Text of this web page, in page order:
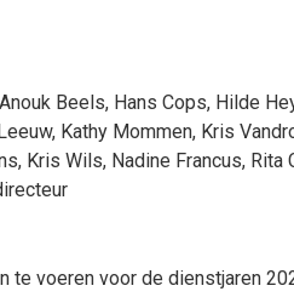
Anouk Beels, Hans Cops, Hilde
, Kathy Mommen, Kris
, Kris Wils, Nadine Francus, Rita
voeren voor de dienstjaren